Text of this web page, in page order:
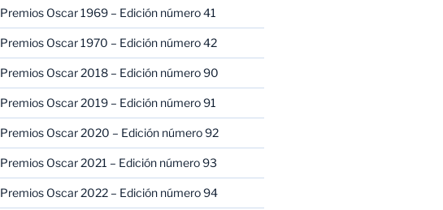
Premios Oscar 1969 – Edición número 41
Premios Oscar 1970 – Edición número 42
Premios Oscar 2018 – Edición número 90
Premios Oscar 2019 – Edición número 91
Premios Oscar 2020 – Edición número 92
Premios Oscar 2021 – Edición número 93
Premios Oscar 2022 – Edición número 94